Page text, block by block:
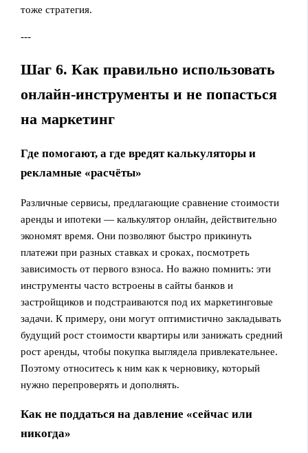
тоже стратегия.
---
Шаг 6. Как правильно использовать
онлайн‑инструменты и не попасться
на маркетинг
Где помогают, а где вредят калькуляторы и
рекламные «расчёты»
Различные сервисы, предлагающие сравнение стоимости
аренды и ипотеки — калькулятор онлайн, действительно
экономят время. Они позволяют быстро прикинуть
платежи при разных ставках и сроках, посмотреть
зависимость от первого взноса. Но важно помнить: эти
инструменты часто встроены в сайты банков и
застройщиков и подстраиваются под их маркетинговые
задачи. К примеру, они могут оптимистично закладывать
будущий рост стоимости квартиры или занижать средний
рост аренды, чтобы покупка выглядела привлекательнее.
Поэтому относитесь к ним как к черновику, который
нужно перепроверять и дополнять.
Как не поддаться на давление «сейчас или
никогда»